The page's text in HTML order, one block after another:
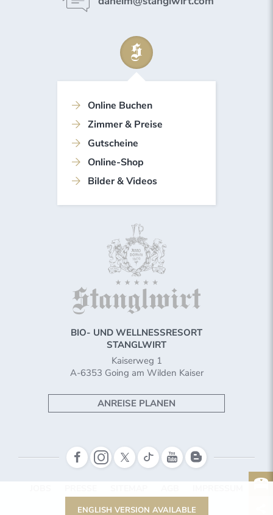
Online Buchen
Zimmer & Preise
Gutscheine
Online-Shop
Bilder & Videos
BIO- UND WELLNESSRESORT
STANGLWIRT
Kaiserweg 1
A-6353 Going am Wilden Kaiser
ANREISE PLANEN
COOKIES & DATENSCHUTZ
ENGLISH VERSION AVAILABLE